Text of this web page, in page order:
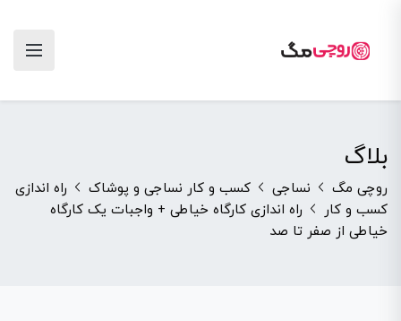
بلاگ
روچی مگ نساجی کسب و کار نساجی و پوشاک
راه اندازی
کسب و کار
راه اندازی کارگاه خیاطی + واجبات یک کارگاه
خیاطی از صفر تا صد